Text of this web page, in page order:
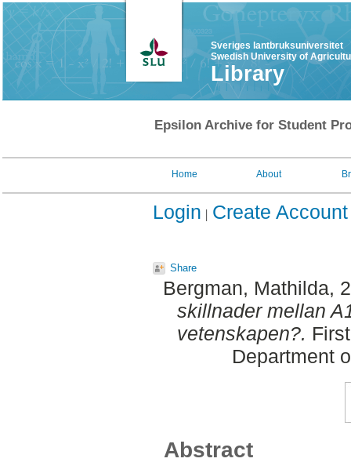
Sveriges lantbruksuniversitet
Swedish University of
Library
Epsilon Archive for Student
Home About
Login Create Account
Share
Bergman, Mathilda,
skillnader mellan
vetenskapen?.
Department
Abstract